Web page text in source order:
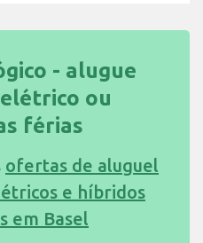
- alugue
ou
férias
ofertas de aluguel
e híbridos
em Basel